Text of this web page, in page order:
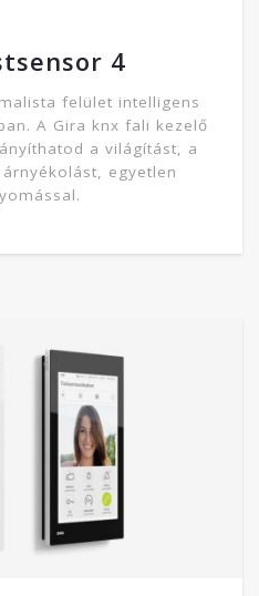
4
felület intelligens
A Gira knx fali kezelő
a világítást, a
egyetlen